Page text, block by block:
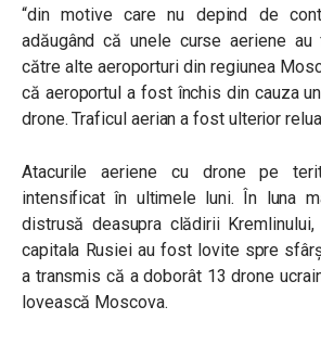
“din motive care nu depind de
adăugând că unele curse aeriene
către alte aeroporturi din regiunea
că aeroportul a fost închis din cauza
drone. Traficul aerian a fost ulterior
Atacurile aeriene cu drone pe
intensificat în ultimele luni. În luna
distrusă deasupra clădirii
capitala Rusiei au fost lovite spre
a transmis că a doborât 13 drone
lovească Moscova.